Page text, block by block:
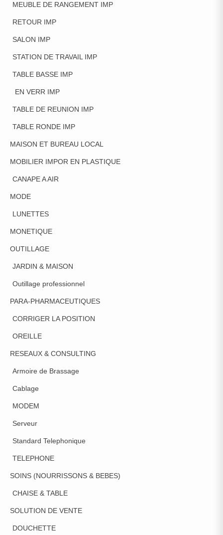
MEUBLE DE RANGEMENT IMP
RETOUR IMP
SALON IMP
STATION DE TRAVAIL IMP
TABLE BASSE IMP
EN VERR IMP
TABLE DE REUNION IMP
TABLE RONDE IMP
MAISON ET BUREAU LOCAL
MOBILIER IMPOR EN PLASTIQUE
CANAPE A AIR
MODE
LUNETTES
MONETIQUE
OUTILLAGE
JARDIN & MAISON
Outillage professionnel
PARA-PHARMACEUTIQUES
CORRIGER LA POSITION
OREILLE
RESEAUX & CONSULTING
Armoire de Brassage
Cablage
MODEM
Serveur
Standard Telephonique
TELEPHONE
SOINS (NOURRISSONS & BEBES)
CHAISE & TABLE
SOLUTION DE VENTE
DOUCHETTE